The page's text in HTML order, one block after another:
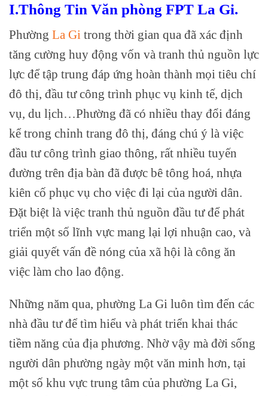
I.Thông Tin Văn phòng FPT La Gi.
Phường La Gi trong thời gian qua đã xác định
tăng cường huy động vốn và tranh thủ nguồn lực
lực để tập trung đáp ứng hoàn thành mọi tiêu chí
đô thị, đầu tư công trình phục vụ kinh tế, dịch
vụ, du lịch…Phường đã có nhiều thay đổi đáng
kể trong chỉnh trang đô thị, đáng chú ý là việc
đầu tư công trình giao thông, rất nhiều tuyến
đường trên địa bàn đã được bê tông hoá, nhựa
kiên cố phục vụ cho việc đi lại của người dân.
Đặt biệt là việc tranh thủ nguồn đầu tư để phát
triển một số lĩnh vực mang lại lợi nhuận cao, và
giải quyết vấn đề nóng của xã hội là công ăn
việc làm cho lao động.
Những năm qua, phường La Gi luôn tìm đến các
nhà đầu tư để tìm hiểu và phát triển khai thác
tiềm năng của địa phương. Nhờ vậy mà đời sống
người dân phường ngày một văn minh hơn, tại
một số khu vực trung tâm của phường La Gi,